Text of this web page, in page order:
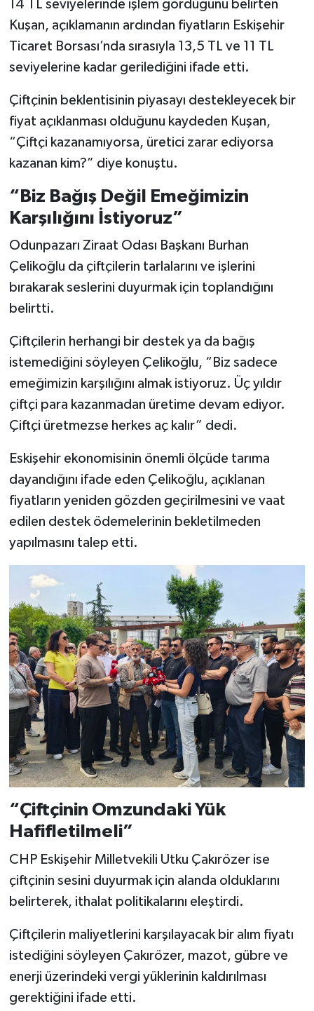
14 TL seviyelerinde işlem gördüğünü belirten
Kuşan, açıklamanın ardından fiyatların Eskişehir
Ticaret Borsası’nda sırasıyla 13,5 TL ve 11 TL
seviyelerine kadar gerilediğini ifade etti.
Çiftçinin beklentisinin piyasayı destekleyecek bir
fiyat açıklanması olduğunu kaydeden Kuşan,
“Çiftçi kazanamıyorsa, üretici zarar ediyorsa
kazanan kim?” diye konuştu.
“Biz Bağış Değil Emeğimizin
Karşılığını İstiyoruz”
Odunpazarı Ziraat Odası Başkanı Burhan
Çelikoğlu da çiftçilerin tarlalarını ve işlerini
bırakarak seslerini duyurmak için toplandığını
belirtti.
Çiftçilerin herhangi bir destek ya da bağış
istemediğini söyleyen Çelikoğlu, “Biz sadece
emeğimizin karşılığını almak istiyoruz. Üç yıldır
çiftçi para kazanmadan üretime devam ediyor.
Çiftçi üretmezse herkes aç kalır” dedi.
Eskişehir ekonomisinin önemli ölçüde tarıma
dayandığını ifade eden Çelikoğlu, açıklanan
fiyatların yeniden gözden geçirilmesini ve vaat
edilen destek ödemelerinin bekletilmeden
yapılmasını talep etti.
“Çiftçinin Omzundaki Yük
Hafifletilmeli”
CHP Eskişehir Milletvekili Utku Çakırözer ise
çiftçinin sesini duyurmak için alanda olduklarını
belirterek, ithalat politikalarını eleştirdi.
Çiftçilerin maliyetlerini karşılayacak bir alım fiyatı
istediğini söyleyen Çakırözer, mazot, gübre ve
enerji üzerindeki vergi yüklerinin kaldırılması
gerektiğini ifade etti.